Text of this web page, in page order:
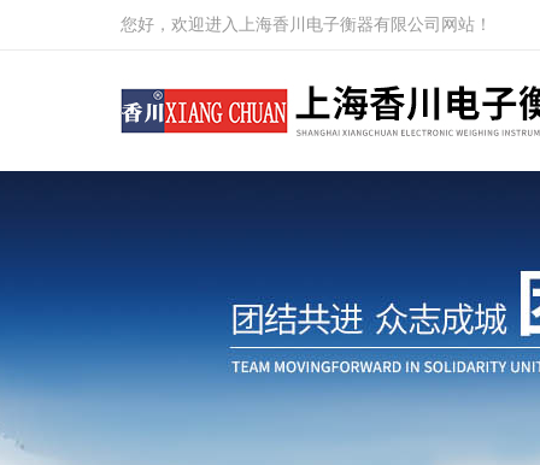
您好，欢迎进入上海香川电子衡器有限公司网站！